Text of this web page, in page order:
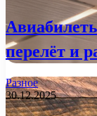
перелёт и
Разное
30.12.2025